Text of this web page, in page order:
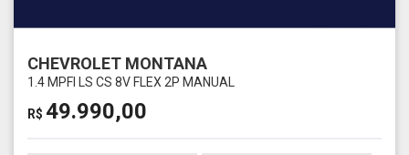
CHEVROLET MONTANA
1.4 MPFI LS CS 8V FLEX 2P MANUAL
R$ 49.990,00